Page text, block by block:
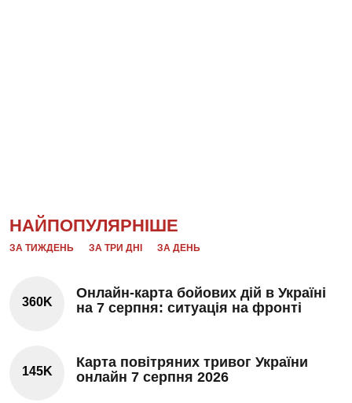
НАЙПОПУЛЯРНІШЕ
ЗА ТИЖДЕНЬ ЗА ТРИ ДНІ ЗА ДЕНЬ
360K
Онлайн-карта бойових дій в Україні
на 7 серпня: ситуація на фронті
145K
Карта повітряних тривог України
онлайн 7 серпня 2026